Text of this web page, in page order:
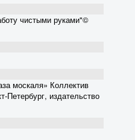
чистыми руками"©
москаля» Коллектив
Петербург, издательство